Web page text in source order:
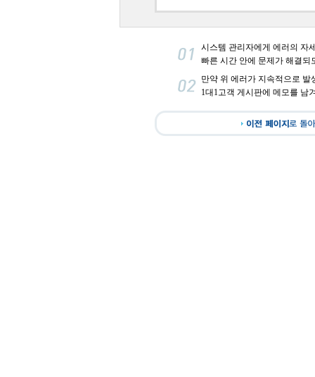
시스템 관리자에게 에러의 자
빠른 시간 안에 문제가 해결되
만약 위 에러가 지속적으로
1대1고객 게시판에 메모를 남